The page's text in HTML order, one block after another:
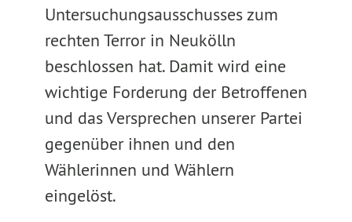
Untersuchungsausschusses zum
rechten Terror in Neukölln
beschlossen hat. Damit wird eine
wichtige Forderung der Betroffenen
und das Versprechen unserer Partei
gegenüber ihnen und den
Wählerinnen und Wählern
eingelöst.